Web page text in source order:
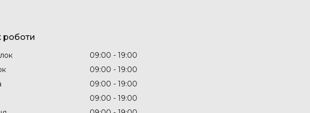
роботи
09:00
19:00
09:00
19:00
09:00
19:00
09:00
19:00